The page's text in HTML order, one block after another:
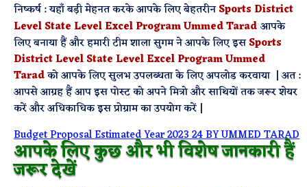
निष्कर्ष : यहाँ बड़ी मेहनत करके आपके लिए बेहतरीनSports District
Level State Level Excel Program Ummed Taradआपके
लिए बनाया हैं और हमारी टीम शाला सुगम ने आपके लिए इसSports
District Level State Level Excel Program Ummed
Taradको आपके लिए सुलभ उपलब्धता के लिए अपलोड करवाया | अत :
आपसे आग्रह हैं आप इस पोस्ट को अपने मित्रो और साथियों तक जरूर शेयर
करें और अधिकाधिक इस प्रोग्राम का उपयोग करें |
Budget Proposal Estimated Year 2023 24 BY UMMED TARAD
आपके लिए कुछ और भी विशेष जानकारी हैं
जरूर देखें